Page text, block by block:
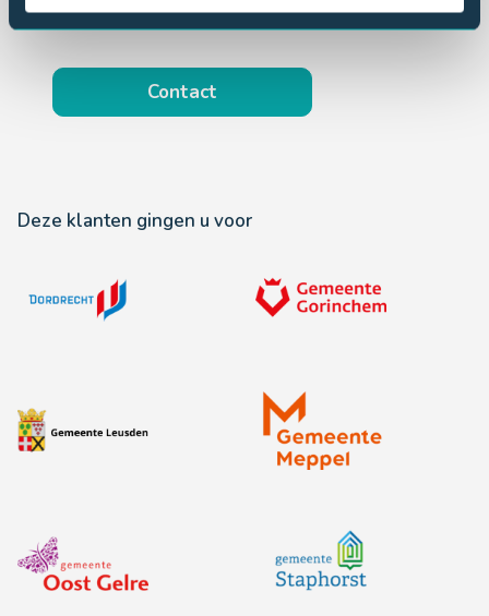
kennismaking (ook via videocall) is zo geregeld.
Contact
Deze klanten gingen u voor